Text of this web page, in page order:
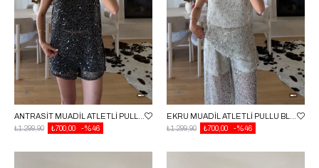
%46
₺700,00
₺1.299,90
%46
₺700,00
₺1.299,90